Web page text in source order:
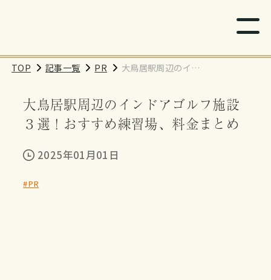
TOP 記事一覧 PR
大鳥居駅周辺のイン
選！おすすめ練習
場、料金まとめ
大鳥居駅周辺のインドアゴルフ施設
３選！おすすめ練習場、料金まとめ
2025年01月01日
#PR